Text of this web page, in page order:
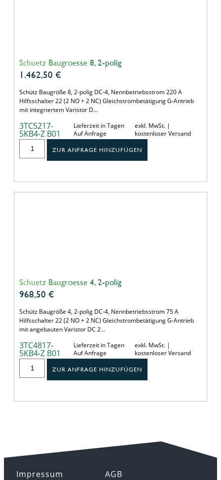
Schuetz Baugroesse 8, 2-polig
1.462,50 €
Schütz Baugröße 8, 2-polig DC-4, Nennbetriebsstrom 220 A
Hilfsschalter 22 (2 NO + 2 NC) Gleichstrombetätigung G-Antrieb
mit integriertem Varistor D…
3TC5217-
5KB4-Z B01
Lieferzeit in Tagen
Auf Anfrage
exkl. MwSt. |
kostenloser Versand
ZUR ANFRAGE HINZUFÜGEN
Schuetz Baugroesse 4, 2-polig
968,50 €
Schütz Baugröße 4, 2-polig DC-4, Nennbetriebsstrom 75 A
Hilfsschalter 22 (2 NO + 2 NC) Gleichstrombetätigung G-Antrieb
mit angebauten Varistor DC 2…
3TC4817-
5KB4-Z B01
Lieferzeit in Tagen
Auf Anfrage
exkl. MwSt. |
kostenloser Versand
ZUR ANFRAGE HINZUFÜGEN
Impressum
AGB